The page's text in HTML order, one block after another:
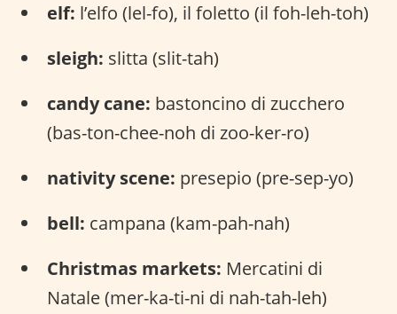
elf: l’elfo (lel-fo), il foletto (il foh-leh-toh)
sleigh: slitta (slit-tah)
candy cane: bastoncino di zucchero
(bas-ton-chee-noh di zoo-ker-ro)
nativity scene: presepio (pre-sep-yo)
bell: campana (kam-pah-nah)
Christmas markets: Mercatini di
Natale (mer-ka-ti-ni di nah-tah-leh)